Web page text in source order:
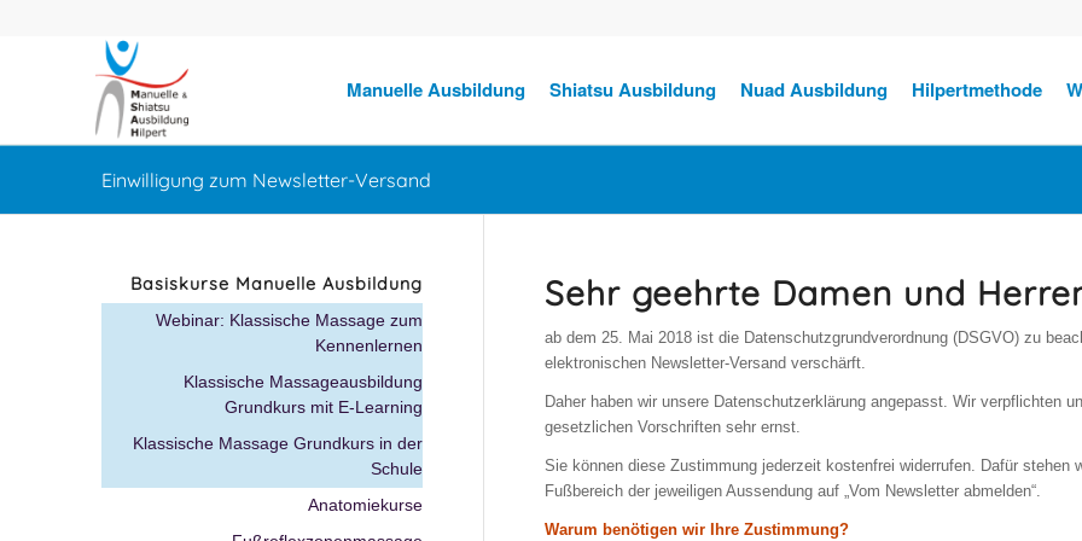
Manuelle Ausbildung Shiatsu Ausbildung Nuad Ausbildung Hilpertmethode
Einwilligung zum Newsletter-Versand
Sehr geehrte Damen und
ab dem 25. Mai 2018 ist die Datenschutzgrundverordnung (DSGVO) zu
elektronischen Newsletter-Versand verschärft.
Daher haben wir unsere Datenschutzerklärung angepasst. Wir verpflichten
gesetzlichen Vorschriften sehr ernst.
Sie können diese Zustimmung jederzeit kostenfrei widerrufen. Dafür
Fußbereich der jeweiligen Aussendung auf „Vom Newsletter abmelden“.
Warum benötigen wir Ihre Zustimmung?
Basiskurse Manuelle Ausbildung
Webinar: Klassische Massage zum
Kennenlernen
Klassische Massageausbildung
Grundkurs mit E-Learning
Klassische Massage Grundkurs in der
Schule
Anatomiekurse